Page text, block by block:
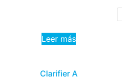
Leer más
Clarifier A